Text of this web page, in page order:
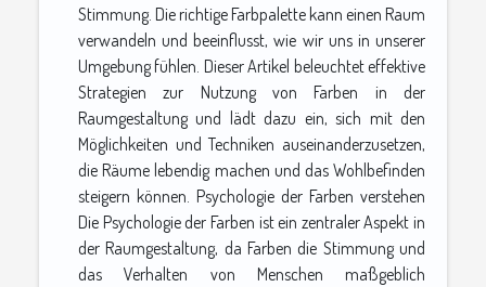
Stimmung. Die richtige Farbpalette kann einen Raum
verwandeln und beeinflusst, wie wir uns in unserer
Umgebung fühlen. Dieser Artikel beleuchtet effektive
Strategien zur Nutzung von Farben in der
Raumgestaltung und lädt dazu ein, sich mit den
Möglichkeiten und Techniken auseinanderzusetzen,
die Räume lebendig machen und das Wohlbefinden
steigern können. Psychologie der Farben verstehen
Die Psychologie der Farben ist ein zentraler Aspekt in
der Raumgestaltung, da Farben die Stimmung und
das Verhalten von Menschen maßgeblich